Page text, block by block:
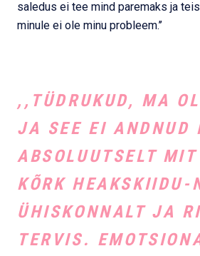
saledus ei tee mind paremaks ja
minule ei ole minu probleem.’’
,,TÜDRUKUD, MA
JA SEE EI ANDNUD
ABSOLUUTSELT
KÕRK HEAKSKIIDU-
ÜHISKONNALT JA
TERVIS.